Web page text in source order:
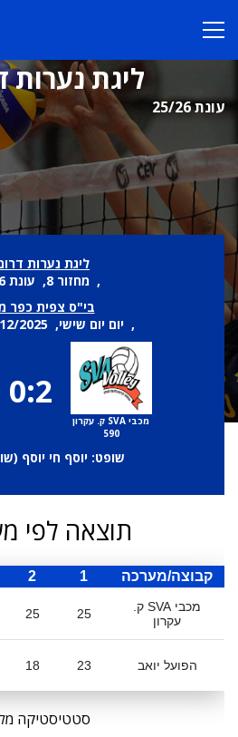
ליגת נערות
עונת 25/26
ליגת נערות
, מחזור 8, עונת 25/26
בי"ס צפית כפר
, יום יום שישי, 26/12/2025, 15:30
מכבי SVA ק. עקרון
590
0:2
שופט: יוסף חי יוסף (
תוצאה לפי
קבוצה/מערכה 1
2
מכבי SVA ק.
עקרון
25
25
הפועל יואב 23
18
סטטיסטיקה